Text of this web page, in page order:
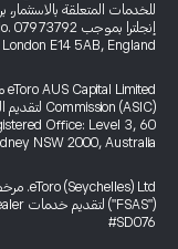
E14 5AB, England.
Office: Level 3, 60
NSW 2000, Australia
#SD076